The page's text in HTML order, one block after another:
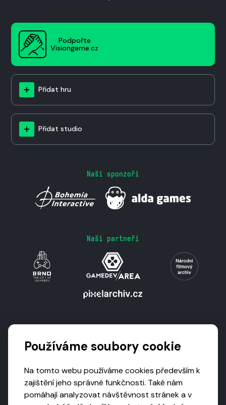
Podpořte
Visiongame.cz
Přidat hru
Přidat studio
Naši sponzoři
Naši partneři
Používáme soubory cookie
Na tomto webu používáme cookies především k
zajištění jeho správné funkčnosti. Také nám
pomáhají analyzovat návštěvnost stránek a v